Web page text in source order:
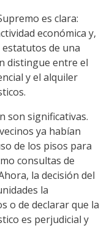
es clara:
económica y,
de una
distingue entre el
y el alquiler
son significativas.
ya habían
de los pisos para
consultas de
la decisión del
la
o de declarar que la
es perjudicial y